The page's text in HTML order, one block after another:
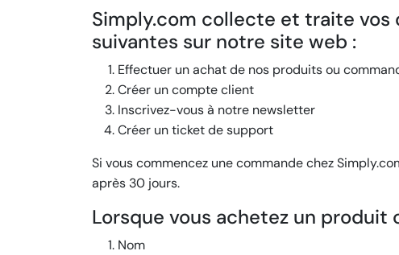
Simply.com collecte et traite vos
suivantes sur notre site web :
Effectuer un achat de nos produits ou
Créer un compte client
Inscrivez-vous à notre newsletter
Créer un ticket de support
Si vous commencez une commande chez
après 30 jours.
Lorsque vous achetez un produit
Nom